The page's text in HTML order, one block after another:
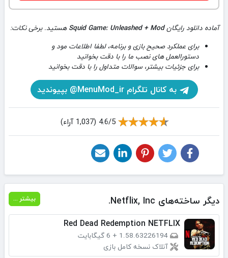
آماده دانلود رایگانSquid Game: Unleashed + Mod هستید. برخی نکات:
برای عملکرد صحیح بازی و برنامه، لطفا اطلاعات مود و
دستورالعمل های نصب ما را با دقت بخوانید
برای جزئیات بیشتر، سوالات متداول را با دقت بخوانید
به کانال تلگرام MenuMod_ir@ بپیوندید
4.6/5 (1,037 آراء)
دیگر ساخته‌های Netflix, Inc. بیشتر ...
Red Dead Redemption NETFLIX
1.58.63226194
+ 6 گیگابایت
آنلاک نسخه کامل بازی